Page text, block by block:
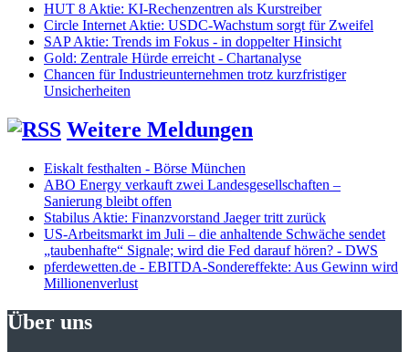
HUT 8 Aktie: KI-Rechenzentren als Kurstreiber
Circle Internet Aktie: USDC-Wachstum sorgt für Zweifel
SAP Aktie: Trends im Fokus - in doppelter Hinsicht
Gold: Zentrale Hürde erreicht - Chartanalyse
Chancen für Industrieunternehmen trotz kurzfristiger
Unsicherheiten
Weitere Meldungen
Eiskalt festhalten - Börse München
ABO Energy verkauft zwei Landesgesellschaften –
Sanierung bleibt offen
Stabilus Aktie: Finanzvorstand Jaeger tritt zurück
US-Arbeitsmarkt im Juli – die anhaltende Schwäche sendet
„taubenhafte“ Signale; wird die Fed darauf hören? - DWS
pferdewetten.de - EBITDA-Sondereffekte: Aus Gewinn wird
Millionenverlust
Über uns